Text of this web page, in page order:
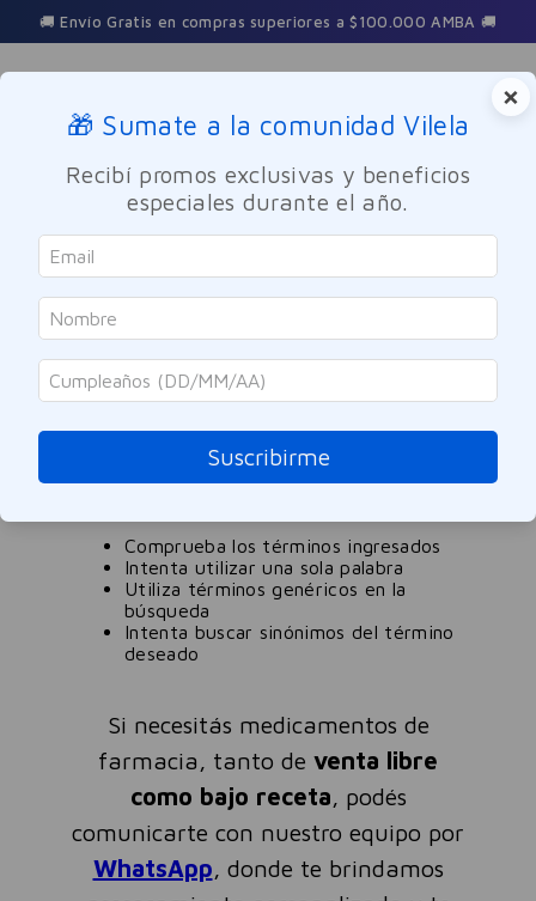
🚚 Envío Gratis en compras superiores a $100.000 AMBA 🚚
Buscar
antitranspirante-en-aerosol-alma-123ml
OOPS!
No encontramos ningún resultado para
¿Qué debo hacer?
Comprueba los términos ingresados
Intenta utilizar una sola palabra
Utiliza términos genéricos en la
búsqueda
Intenta buscar sinónimos del término
deseado
Si necesitás medicamentos de
farmacia, tanto de venta libre
como bajo receta, podés
comunicarte con nuestro equipo por
WhatsApp, donde te brindamos
×
🎁 Sumate a la comunidad Vilela
Recibí promos exclusivas y beneficios
especiales durante el año.
Suscribirme